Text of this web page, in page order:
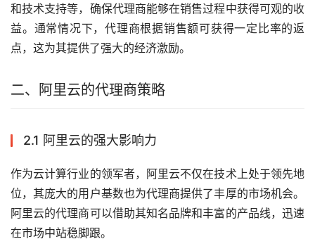
和技术支持等，确保代理商能够在销售过程中获得可观的收
益。通常情况下，代理商根据销售额可获得一定比率的返
点，这为其提供了强大的经济激励。
二、阿里云的代理商策略
2.1 阿里云的强大影响力
作为云计算行业的领军者，阿里云不仅在技术上处于领先地
位，其庞大的用户基数也为代理商提供了丰厚的市场机会。
阿里云的代理商可以借助其知名品牌和丰富的产品线，迅速
在市场中站稳脚跟。